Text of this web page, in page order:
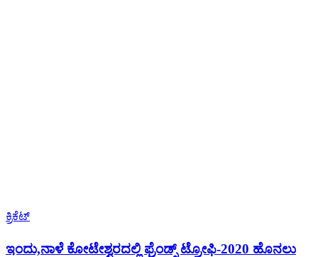
ಕ್ರಿಕೆಟ್
ಇಂದು,ನಾಳೆ ಕೋಟೇಶ್ವರದಲ್ಲಿ ಫ್ರೆಂಡ್ಸ್ ಟ್ರೋಫಿ-2020 ಹೊನಲು